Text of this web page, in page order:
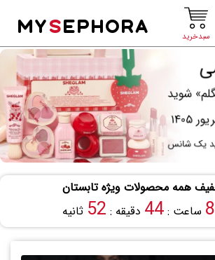
سبدخرید
MYSEPHORA
8 ساعت :44 دقیقه : 51 ثانیه